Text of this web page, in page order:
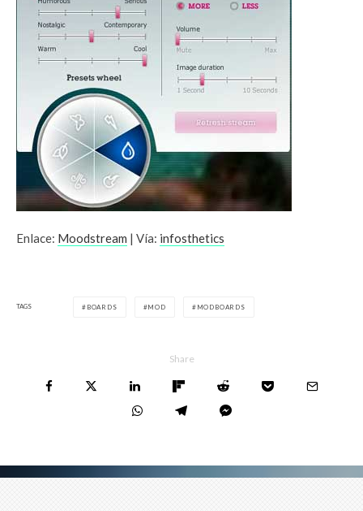
Enlace: Moodstream | Vía: infosthetics
TAGS BOARDS MOD MODBOARDS
Share